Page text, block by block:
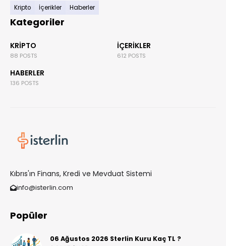
Kripto İçerikler Haberler
Kategoriler
KRIPTO
88 POSTS
İÇERIKLER
612 POSTS
HABERLER
136 POSTS
Kıbrıs'ın Finans, Kredi ve Mevduat Sistemi
info@isterlin.com
Popüler
06 Ağustos 2026 Sterlin Kuru Kaç TL ?